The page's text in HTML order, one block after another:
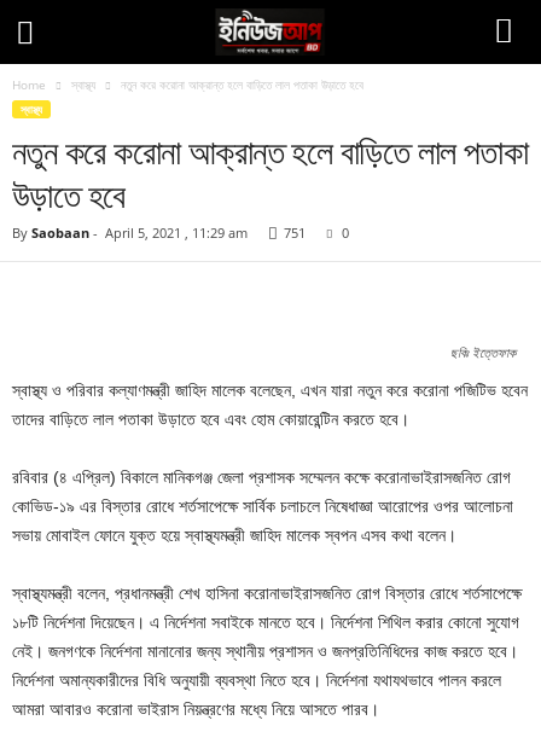
Home স্বাস্থ্য নতুন করে করোনা আক্রান্ত হলে বাড়িতে লাল পতাকা উড়াতে হবে
স্বাস্থ্য
নতুন করে করোনা আক্রান্ত হলে বাড়িতে লাল পতাকা
উড়াতে হবে
By Saobaan - April 5, 2021 , 11:29 am 751 0
ছবিঃ ইত্তেফাক
স্বাস্থ্য ও পরিবার কল্যাণমন্ত্রী জাহিদ মালেক বলেছেন, এখন যারা নতুন করে করোনা পজিটিভ হবেন
তাদের বাড়িতে লাল পতাকা উড়াতে হবে এবং হোম কোয়ারেন্টিন করতে হবে।
রবিবার (৪ এপ্রিল) বিকালে মানিকগঞ্জ জেলা প্রশাসক সম্মেলন কক্ষে করোনাভাইরাসজনিত রোগ
কোভিড-১৯ এর বিস্তার রোধে শর্তসাপেক্ষে সার্বিক চলাচলে নিষেধাজ্ঞা আরোপের ওপর আলোচনা
সভায় মোবাইল ফোনে যুক্ত হয়ে স্বাস্থ্যমন্ত্রী জাহিদ মালেক স্বপন এসব কথা বলেন।
স্বাস্থ্যমন্ত্রী বলেন, প্রধানমন্ত্রী শেখ হাসিনা করোনাভাইরাসজনিত রোগ বিস্তার রোধে শর্তসাপেক্ষে
১৮টি নির্দেশনা দিয়েছেন। এ নির্দেশনা সবাইকে মানতে হবে। নির্দেশনা শিথিল করার কোনো সুযোগ
নেই। জনগণকে নির্দেশনা মানানোর জন্য স্থানীয় প্রশাসন ও জনপ্রতিনিধিদের কাজ করতে হবে।
নির্দেশনা অমান্যকারীদের বিধি অনুযায়ী ব্যবস্থা নিতে হবে। নির্দেশনা যথাযথভাবে পালন করলে
আমরা আবারও করোনা ভাইরাস নিয়ন্ত্রণের মধ্যে নিয়ে আসতে পারব।